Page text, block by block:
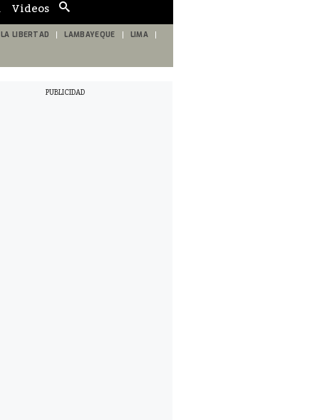
de
búsqueda
Videos
LA LIBERTAD LAMBAYEQUE LIMA